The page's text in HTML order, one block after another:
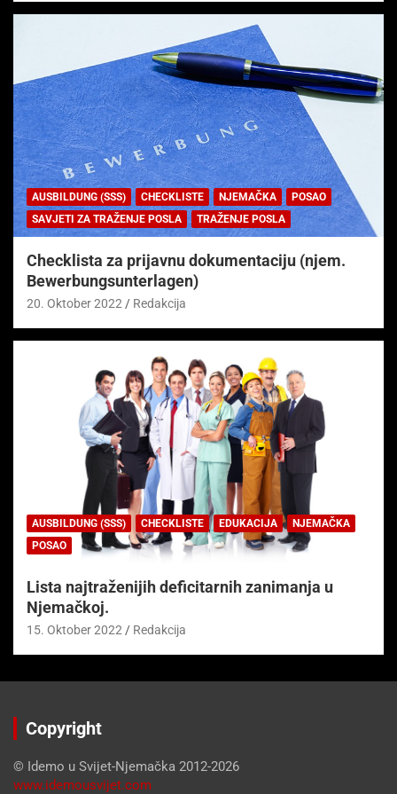
AUSBILDUNG (SSS) CHECKLISTE NJEMAČKA
POSAO
SAVJETI ZA TRAŽENJE POSLA
TRAŽENJE POSLA
Checklista za prijavnu dokumentaciju (njem.
Bewerbungsunterlagen)
20. Oktober 2022 Redakcija
AUSBILDUNG (SSS) CHECKLISTE EDUKACIJA
NJEMAČKA
POSAO
Lista najtraženijih deficitarnih zanimanja u
Njemačkoj.
15. Oktober 2022 Redakcija
Copyright
© Idemo u Svijet-Njemačka 2012-2026
www.idemousvijet.com